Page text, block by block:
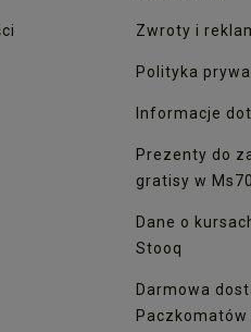
Zwroty i
Polityka
Informacje
Prezenty do
gratisy w Ms70
Dane o
Stooq
Darmowa
Paczkomatów